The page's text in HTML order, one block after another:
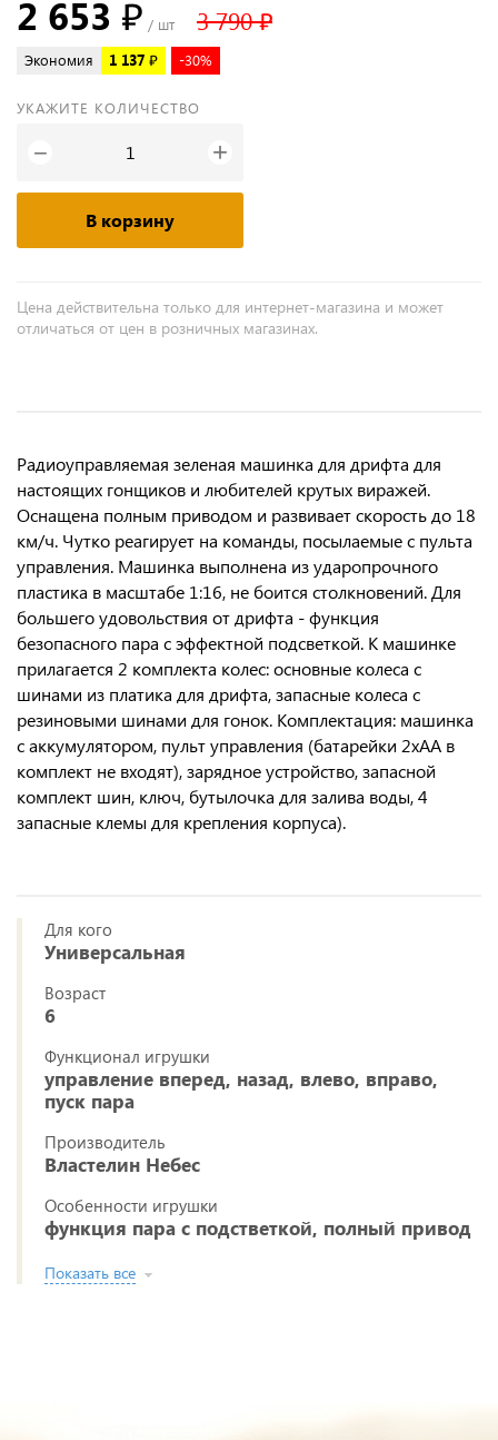
2 653 ₽ / шт 3 790 ₽
Экономия 1 137 ₽ -30%
УКАЖИТЕ КОЛИЧЕСТВО
− +
В корзину
Цена действительна только для интернет-магазина и может
отличаться от цен в розничных магазинах.
Радиоуправляемая зеленая машинка для дрифта для
настоящих гонщиков и любителей крутых виражей.
Оснащена полным приводом и развивает скорость до 18
км/ч. Чутко реагирует на команды, посылаемые с пульта
управления. Машинка выполнена из ударопрочного
пластика в масштабе 1:16, не боится столкновений. Для
большего удовольствия от дрифта - функция
безопасного пара с эффектной подсветкой. К машинке
прилагается 2 комплекта колес: основные колеса с
шинами из платика для дрифта, запасные колеса с
резиновыми шинами для гонок. Комплектация: машинка
с аккумулятором, пульт управления (батарейки 2хАА в
комплект не входят), зарядное устройство, запасной
комплект шин, ключ, бутылочка для залива воды, 4
запасные клемы для крепления корпуса).
Для кого
Универсальная
Возраст
6
Функционал игрушки
управление вперед, назад, влево, вправо,
пуск пара
Производитель
Властелин Небес
Особенности игрушки
функция пара с подстветкой, полный привод
Показать все